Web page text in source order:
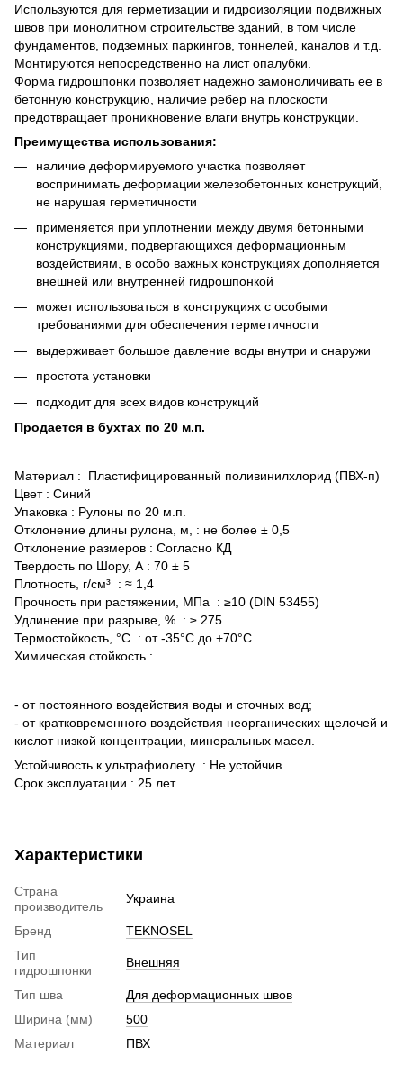
Используются для герметизации и гидроизоляции подвижных
швов при монолитном строительстве зданий, в том числе
фундаментов, подземных паркингов, тоннелей, каналов и т.д.
Монтируются непосредственно на лист опалубки.
Форма гидрошпонки позволяет надежно замоноличивать ее в
бетонную конструкцию, наличие ребер на плоскости
предотвращает проникновение влаги внутрь конструкции.
Преимущества использования:
наличие деформируемого участка позволяет
воспринимать деформации железобетонных конструкций,
не нарушая герметичности
применяется при уплотнении между двумя бетонными
конструкциями, подвергающихся деформационным
воздействиям, в особо важных конструкциях дополняется
внешней или внутренней гидрошпонкой
может использоваться в конструкциях с особыми
требованиями для обеспечения герметичности
выдерживает большое давление воды внутри и снаружи
простота установки
подходит для всех видов конструкций
Продается в бухтах по 20 м.п.
Материал : Пластифицированный поливинилхлорид (ПВХ-п)
Цвет : Синий
Упаковка : Рулоны по 20 м.п.
Отклонение длины рулона, м, : не более ± 0,5
Отклонение размеров : Согласно КД
Твердость по Шору, А : 70 ± 5
Плотность, г/см³ : ≈ 1,4
Прочность при растяжении, МПа : ≥10 (DIN 53455)
Удлинение при разрыве, % : ≥ 275
Термостойкость, °С : от -35°С до +70°С
Химическая стойкость :
- от постоянного воздействия воды и сточных вод;
- от кратковременного воздействия неорганических щелочей и
кислот низкой концентрации, минеральных масел.
Устойчивость к ультрафиолету : Не устойчив
Срок эксплуатации : 25 лет
Характеристики
Страна
производитель
Украина
Бренд
TEKNOSEL
Тип
гидрошпонки
Внешняя
Тип шва
Для деформационных швов
Ширина (мм)
500
Материал
ПВХ